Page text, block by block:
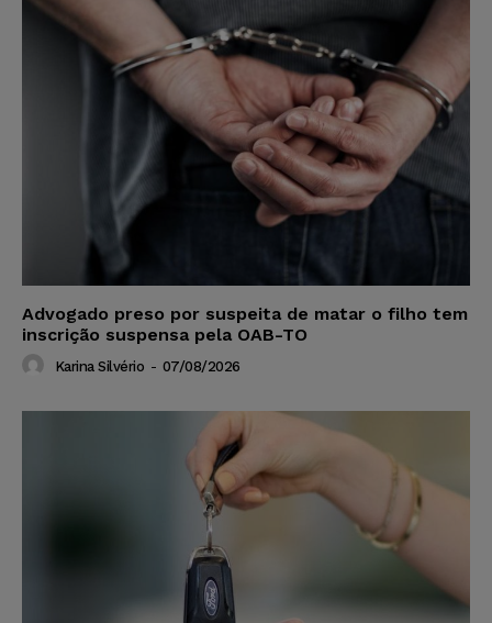
Advogado preso por suspeita de matar o filho tem
inscrição suspensa pela OAB-TO
Karina Silvério - 07/08/2026